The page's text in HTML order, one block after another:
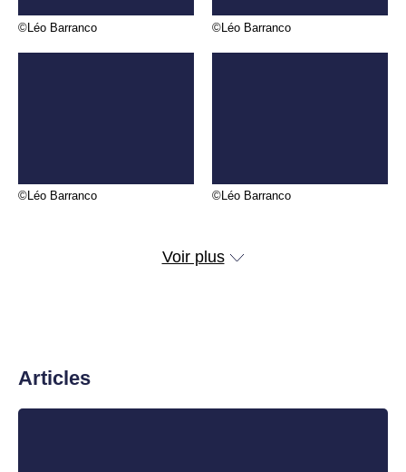
©Léo Barranco ©Léo Barranco
©Léo Barranco ©Léo Barranco
Voir plus
Articles